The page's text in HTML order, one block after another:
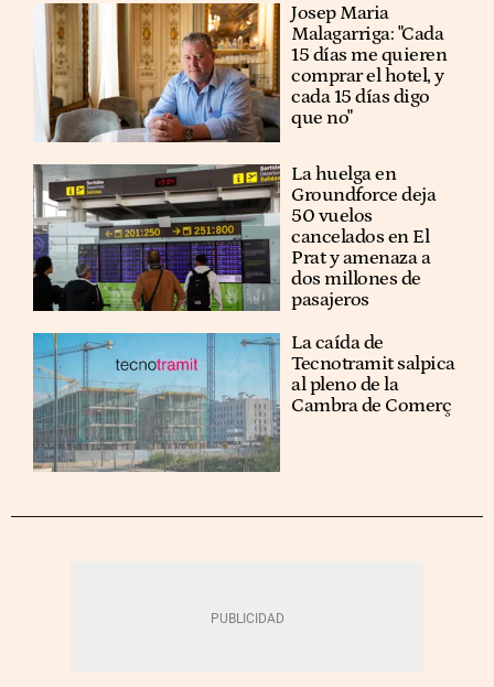
​​Josep Maria
Malagarriga: "Cada
15 días me quieren
comprar el hotel, y
cada 15 días digo
que no"
La huelga en
Groundforce deja
50 vuelos
cancelados en El
Prat y amenaza a
dos millones de
pasajeros
La caída de
Tecnotramit salpica
al pleno de la
Cambra de Comerç